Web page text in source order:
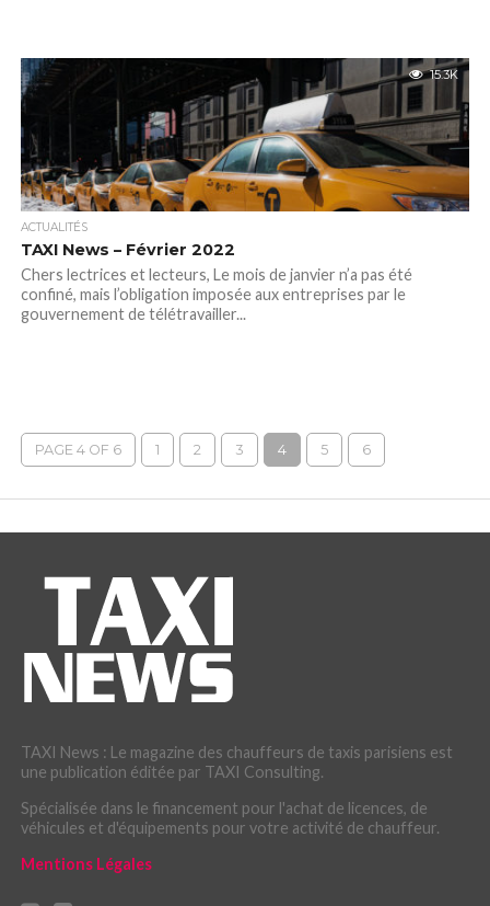
15.3K
ACTUALITÉS
TAXI News – Février 2022
Chers lectrices et lecteurs, Le mois de janvier n’a pas été
confiné, mais l’obligation imposée aux entreprises par le
gouvernement de télétravailler...
PAGE 4 OF 6 1 2 3 4 5 6
TAXI News : Le magazine des chauffeurs de taxis parisiens est
une publication éditée par TAXI Consulting.
Spécialisée dans le financement pour l'achat de licences, de
véhicules et d'équipements pour votre activité de chauffeur.
Mentions Légales